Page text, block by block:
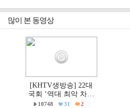
하라!"
많이 본 동영상
[KHTV생방송] 22대
국회 ‘역대 최악 차별
금지법’ 반대 거룩한방
10748 31 2